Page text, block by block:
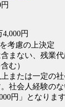
円
4,000円
考慮の上決定
まない、残業
む）
または一定の
社会人経験の
円」となります